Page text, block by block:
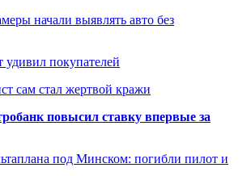
начали выявлять авто без
удивил покупателей
сам стал жертвой кражи
повысил ставку впервые за
под Минском: погибли пилот и